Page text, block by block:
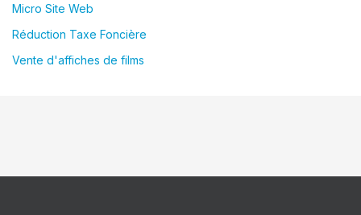
Micro Site Web
Réduction Taxe Foncière
Vente d'affiches de films